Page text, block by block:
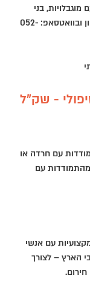
בני
משפחותיהם והצוותים מטפלים זמין 24/7 בטלפון ובוואטסאפ: 052-
- שק"ל
עם חרדה או
עם
עם אנשי
הארץ – לצורך